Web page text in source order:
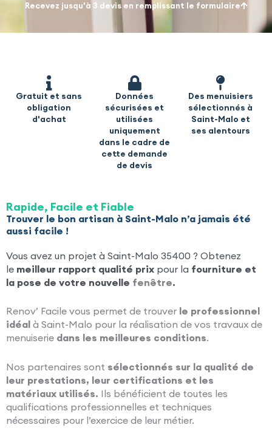
Recevez jusqu'à 3 devis en remplissant le formulaire
Gratuit et sans
obligation
d'achat
Données
sécurisées et
utilisées
uniquement
dans le cadre de
cette demande
de devis
Des menuisiers
sélectionnés à
Saint-Malo et
ses alentours
Rapide, Facile et Fiable
Trouver le bon artisan à Saint-Malo n’a jamais été
aussi facile !
Vous avez un projet à Saint-Malo 35400 ? Obtenez
le meilleur rapport qualité prix pour la fourniture et
la pose de votre nouvelle fenêtre.
Renov’ Facile vous permet de trouver le professionnel
idéal à Saint-Malo pour la réalisation de vos travaux de
menuiserie dans les meilleures conditions.
Nos partenaires sont sélectionnés sur la qualité de
leur prestations, leur certifications et les
matériaux utilisés. Ils bénéficient de toutes les
qualifications professionnelles et techniques
nécessaires pour l’exercice de leur métier.